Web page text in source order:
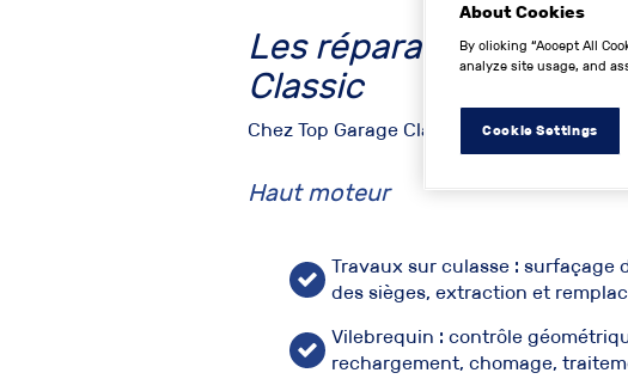
Les réparation pour
Classic
Chez Top Garage Classic, nous
Haut moteur
Travaux sur culasse : surfaçage
des sièges, extraction et
Vilebrequin : contrôle
rechargement, chomage,
About Cookies
By clicking “Accept All
analyze site usage, and
Cookie Settings